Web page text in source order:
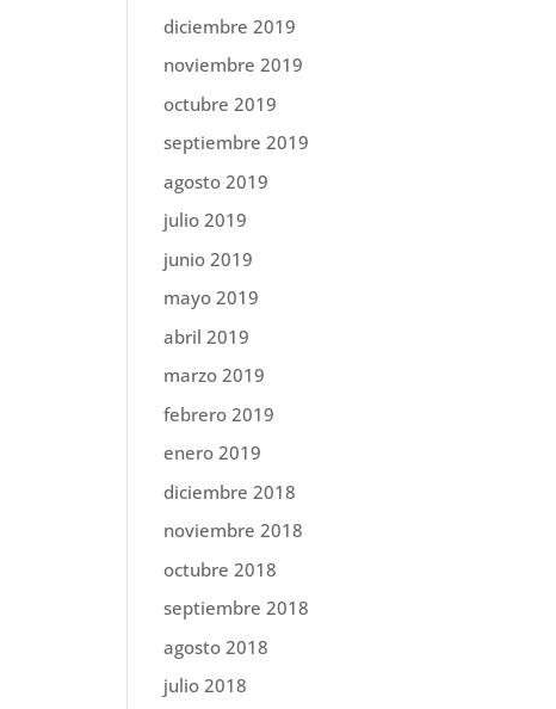
diciembre 2019
noviembre 2019
octubre 2019
septiembre 2019
agosto 2019
julio 2019
junio 2019
mayo 2019
abril 2019
marzo 2019
febrero 2019
enero 2019
diciembre 2018
noviembre 2018
octubre 2018
septiembre 2018
agosto 2018
julio 2018